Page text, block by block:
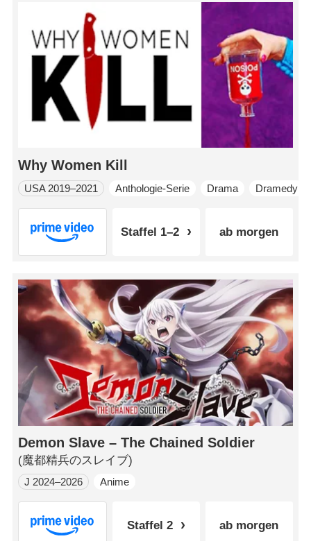
Why Women Kill
USA 2019–2021 Anthologie-Serie Drama Dramedy
Staffel 1–2 ab morgen
Demon Slave – The Chained Soldier
(魔都精兵のスレイブ)
J 2024–2026 Anime
Staffel 2 ab morgen